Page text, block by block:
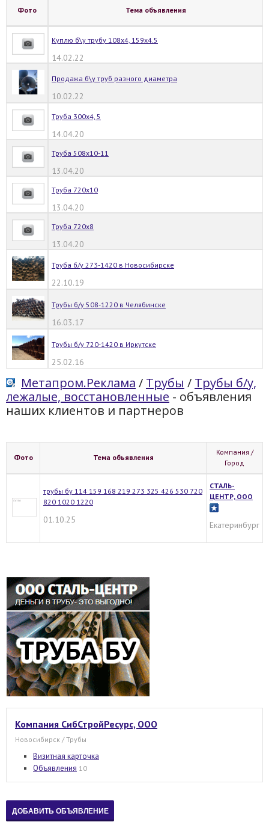
Фото Тема объявления
Куплю б\у трубу 108х4, 159х4.5
14.02.22
Продажа б\у труб разного диаметра
10.02.22
Труба 300х4, 5
14.04.20
Труба 508х10-11
13.04.20
Труба 720х10
13.04.20
Труба 720х8
13.04.20
Труба б/у 273-1420 в Новосибирске
22.10.19
Трубы б/у 508-1220 в Челябинске
16.03.17
Трубы б/у 720-1420 в Иркутске
25.02.16
Метапром.Реклама / Трубы / Трубы б/у,
лежалые, восстановленные - объявления
наших клиентов и партнеров
Фото Тема объявления
Компания /
Город
трубы бу 114 159 168 219 273 325 426 530 720
820 1020 1220
01.10.25
СТАЛЬ-
ЦЕНТР, ООО
Екатеринбург
Компания СибСтройРесурс, ООО
Новосибирск / Трубы
Визитная карточка
Объявления 10